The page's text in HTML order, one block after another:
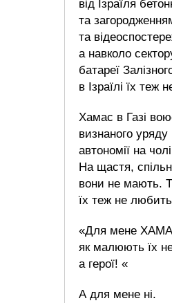
від Ізраїля
та
та
а навколо
батареї
в Ізраїлі їх теж
Хамас в Газі
визнаного
автономії на
На щастя,
вони не мають.
їх теж не
«Для мене
як малюють їх
а герої! «
А для мене ні.